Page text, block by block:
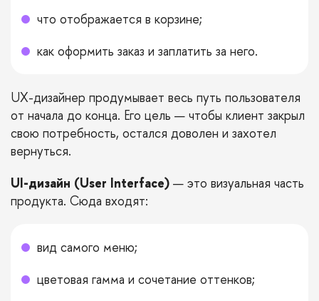
что отображается в корзине;
как оформить заказ и заплатить за него.
UX-дизайнер продумывает весь путь пользователя
от начала до конца. Его цель — чтобы клиент закрыл
свою потребность, остался доволен и захотел
вернуться.
UI-дизайн (User Interface) — это визуальная часть
продукта. Сюда входят:
вид самого меню;
цветовая гамма и сочетание оттенков;